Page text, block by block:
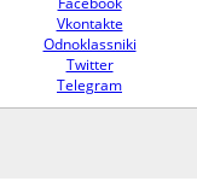
Vkontakte
Odnoklassniki
Twitter
Telegram